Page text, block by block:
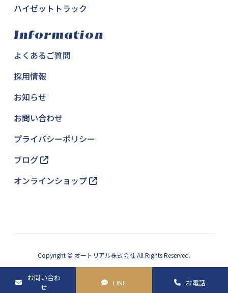
お問い合わ
せ
LINE お電話
ハイゼットトラック
Information
よくあるご質問
採用情報
お知らせ
お問い合わせ
プライバシーポリシー
ブログ
オンラインショップ
Copyright © オートリアル株式会社 All Rights Reserved.